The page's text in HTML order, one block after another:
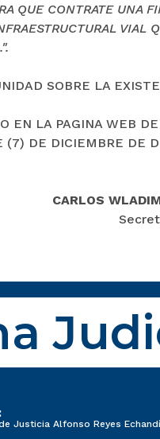
QUE CONTRATE UNA
VIAL
SOBRE LA
EN LA PAGINA WEB
(7) DE DICIEMBRE DE
CARLOS
Justicia Alfonso Reyes